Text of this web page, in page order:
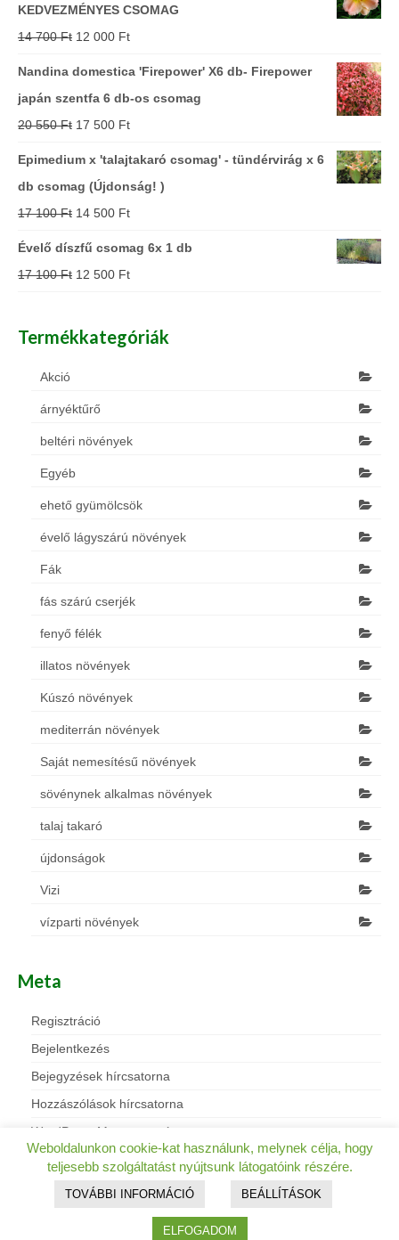
KEDVEZMÉNYES CSOMAG
14 700Ft 12 000 Ft
Nandina domestica 'Firepower' X6 db- Firepower
japán szentfa 6 db-os csomag
20 550Ft 17 500 Ft
Epimedium x 'talajtakaró csomag' - tündérvirág x 6
db csomag (Újdonság! )
17 100Ft 14 500 Ft
Évelő díszfű csomag 6x 1 db
17 100Ft 12 500 Ft
Termékkategóriák
Akció
árnyéktűrő
beltéri növények
Egyéb
ehető gyümölcsök
évelő lágyszárú növények
Fák
fás szárú cserjék
fenyő félék
illatos növények
Kúszó növények
mediterrán növények
Saját nemesítésű növények
sövénynek alkalmas növények
talaj takaró
újdonságok
Vizi
vízparti növények
Meta
Regisztráció
Bejelentkezés
Bejegyzések hírcsatorna
Hozzászólások hírcsatorna
WordPress Magyarország
© 2026 PLANTHEON Díszfaiskola - WordPress Theme by
Weboldalunkon cookie-kat használunk, melynek célja, hogy
teljesebb szolgáltatást nyújtsunk látogatóink részére.
TOVÁBBI INFORMÁCIÓ BEÁLLÍTÁSOK
ELFOGADOM